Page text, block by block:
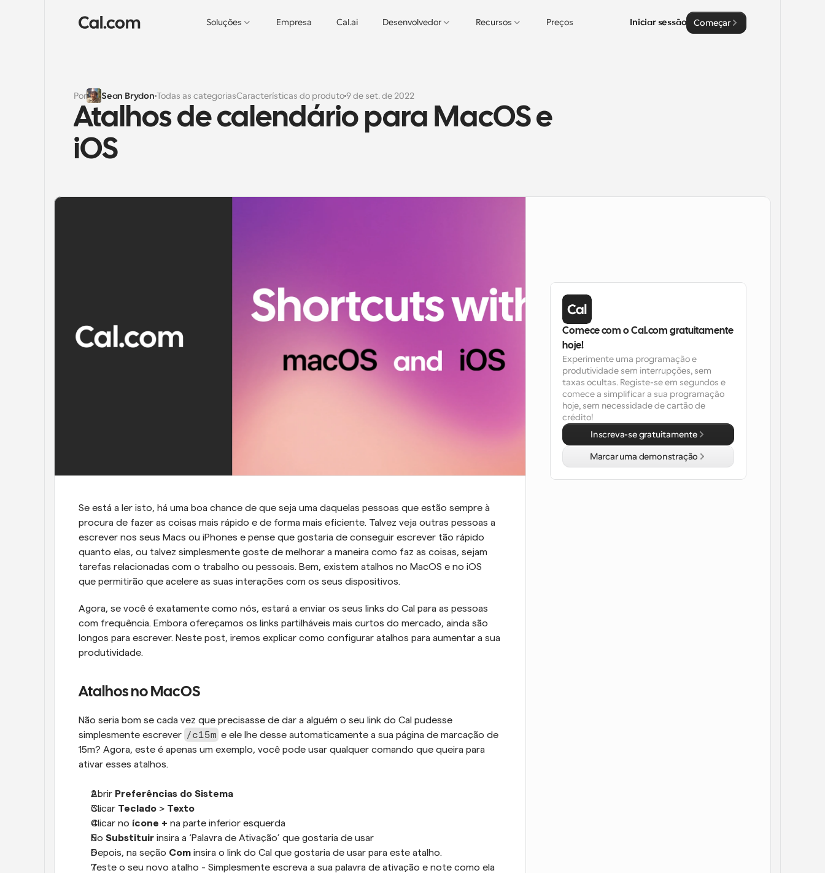
Soluções Empresa Cal.ai Desenvolvedor Recursos Preços Iniciar sessão Começar
Por Sean Brydon Todas as categoriasCaracterísticas do produto9 de set. de 2022
Atalhos de calendário para MacOS e
iOS
Se está a ler isto, há uma boa chance de que seja uma daquelas pessoas que estão sempre à
procura de fazer as coisas mais rápido e de forma mais eficiente. Talvez veja outras pessoas a
escrever nos seus Macs ou iPhones e pense que gostaria de conseguir escrever tão rápido
quanto elas, ou talvez simplesmente goste de melhorar a maneira como faz as coisas, sejam
tarefas relacionadas com o trabalho ou pessoais. Bem, existem atalhos no MacOS e no iOS
que permitirão que acelere as suas interações com os seus dispositivos.
Agora, se você é exatamente como nós, estará a enviar os seus links do Cal para as pessoas
com frequência. Embora ofereçamos os links partilháveis mais curtos do mercado, ainda são
longos para escrever. Neste post, iremos explicar como configurar atalhos para aumentar a sua
produtividade.
Atalhos no MacOS
Não seria bom se cada vez que precisasse de dar a alguém o seu link do Cal pudesse
simplesmente escrever /c15m e ele lhe desse automaticamente a sua página de marcação de
15m? Agora, este é apenas um exemplo, você pode usar qualquer comando que queira para
ativar esses atalhos.
Abrir Preferências do Sistema
Clicar Teclado > Texto
Clicar no ícone + na parte inferior esquerda
No Substituir insira a ‘Palavra de Ativação’ que gostaria de usar
Depois, na seção Com insira o link do Cal que gostaria de usar para este atalho.
Teste o seu novo atalho - Simplesmente escreva a sua palavra de ativação e note como ela
Comece com o Cal.com gratuitamente
hoje!
Experimente uma programação e
produtividade sem interrupções, sem
taxas ocultas. Registe-se em segundos e
comece a simplificar a sua programação
hoje, sem necessidade de cartão de
crédito!
Inscreva-se gratuitamente
Marcar uma demonstração